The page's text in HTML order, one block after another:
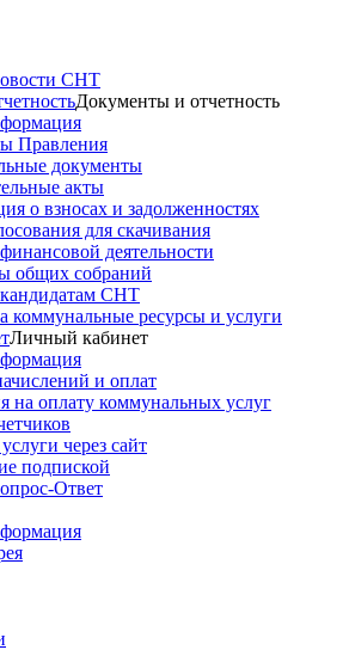
СНТ
Документы и отчетность
Правления
документы
акты
о взносах и задолженностях
для скачивания
деятельности
общих собраний
СНТ
коммунальные ресурсы и услуги
Личный кабинет
и оплат
на оплату коммунальных услуг
через сайт
подпиской
Ответ